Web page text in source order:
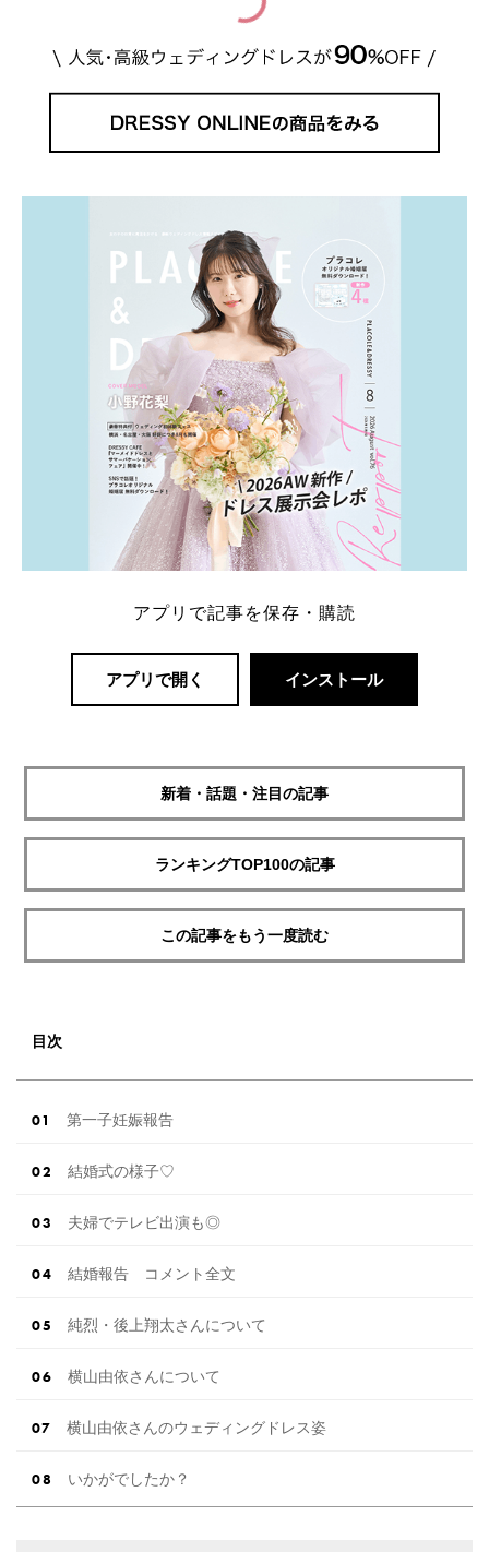
アプリで記事を保存・購読
アプリで開く インストール
新着・話題・注目の記事
ランキングTOP100の記事
この記事をもう一度読む
目次
第一子妊娠報告
結婚式の様子♡
夫婦でテレビ出演も◎
結婚報告 コメント全文
純烈・後上翔太さんについて
横山由依さんについて
横山由依さんのウェディングドレス姿
いかがでしたか？